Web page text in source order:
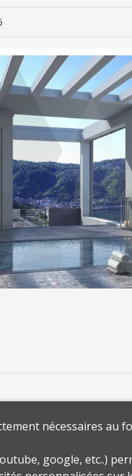
nécessaires au
google, etc..)